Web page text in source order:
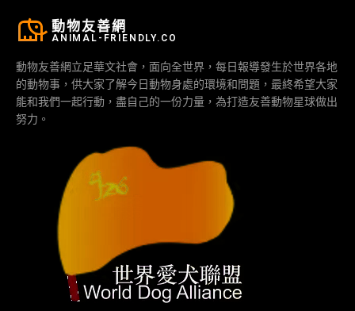
動物友善網
ANIMAL-FRIENDLY.CO
動物友善網立足華文社會，面向全世界，每日報導發生於世界各地
的動物事，供大家了解今日動物身處的環境和問題，最終希望大家
能和我們一起行動，盡自己的一份力量，為打造友善動物星球做出
努力。